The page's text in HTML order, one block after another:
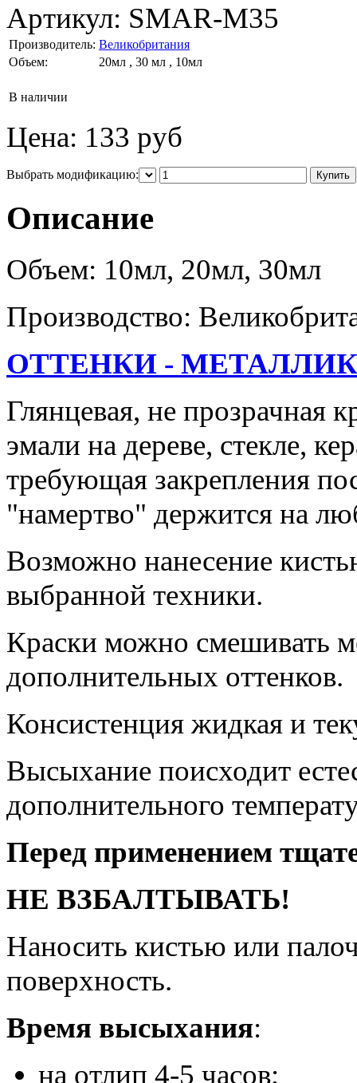
Артикул: SMAR-M35
Производитель: Великобритания
Объем:
20мл , 30 мл , 10мл
В наличии
Цена: 133 руб
Выбрать модификацию:
Описание
Объем: 10мл, 20мл, 30мл
Производство:
ОТТЕНКИ - МЕТАЛЛИК
Глянцевая, не прозрачная
эмали на дереве, стекле,
требующая закрепления
"намертво" держится на
Возможно нанесение
выбранной техники.
Краски можно смешивать
дополнительных оттенков.
Консистенция жидкая и
Высыхание поисходит
дополнительного
Перед применением
НЕ ВЗБАЛТЫВАТЬ!
Наносить кистью или
поверхность.
Время высыхания:
на отлип 4-5 часов;